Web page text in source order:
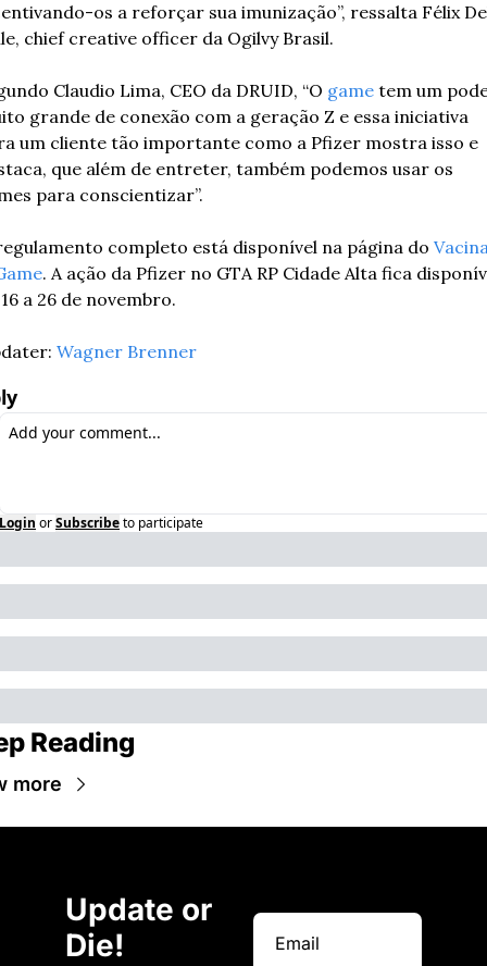
os a reforçar sua imunização”, ressalta Félix
chief creative officer da Ogilvy Brasil.
Claudio Lima, CEO da DRUID, “O game tem um
grande de conexão com a geração Z e essa iniciativa
um cliente tão importante como a Pfizer mostra isso e
que além de entreter, também podemos usar os
para conscientizar”.
completo está disponível na página do
. A ação da Pfizer no GTA RP Cidade Alta fica
a 26 de novembro.
Wagner Brenner
Login orSubscribeto participate
Reading
more
Update or
Die!